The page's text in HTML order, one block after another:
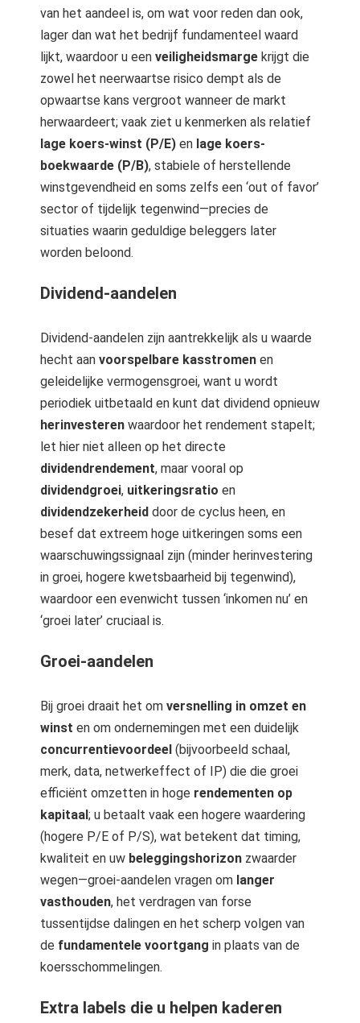
van het aandeel is, om wat voor reden dan ook,
lager dan wat het bedrijf fundamenteel waard
lijkt, waardoor u een veiligheidsmarge krijgt die
zowel het neerwaartse risico dempt als de
opwaartse kans vergroot wanneer de markt
herwaardeert; vaak ziet u kenmerken als relatief
lage koers-winst (P/E) en lage koers-
boekwaarde (P/B), stabiele of herstellende
winstgevendheid en soms zelfs een ‘out of favor’
sector of tijdelijk tegenwind—precies de
situaties waarin geduldige beleggers later
worden beloond.
Dividend-aandelen
Dividend-aandelen zijn aantrekkelijk als u waarde
hecht aan voorspelbare kasstromen en
geleidelijke vermogensgroei, want u wordt
periodiek uitbetaald en kunt dat dividend opnieuw
herinvesteren waardoor het rendement stapelt;
let hier niet alleen op het directe
dividendrendement, maar vooral op
dividendgroei, uitkeringsratio en
dividendzekerheid door de cyclus heen, en
besef dat extreem hoge uitkeringen soms een
waarschuwingssignaal zijn (minder herinvestering
in groei, hogere kwetsbaarheid bij tegenwind),
waardoor een evenwicht tussen ‘inkomen nu’ en
‘groei later’ cruciaal is.
Groei-aandelen
Bij groei draait het om versnelling in omzet en
winst en om ondernemingen met een duidelijk
concurrentievoordeel (bijvoorbeeld schaal,
merk, data, netwerkeffect of IP) die die groei
efficiënt omzetten in hoge rendementen op
kapitaal; u betaalt vaak een hogere waardering
(hogere P/E of P/S), wat betekent dat timing,
kwaliteit en uw beleggingshorizon zwaarder
wegen—groei-aandelen vragen om langer
vasthouden, het verdragen van forse
tussentijdse dalingen en het scherp volgen van
de fundamentele voortgang in plaats van de
koersschommelingen.
Extra labels die u helpen kaderen